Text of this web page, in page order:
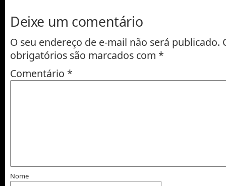
Deixe um comentário
O seu endereço de e-mail não será publicado.
obrigatórios são marcados com *
Comentário *
Nome